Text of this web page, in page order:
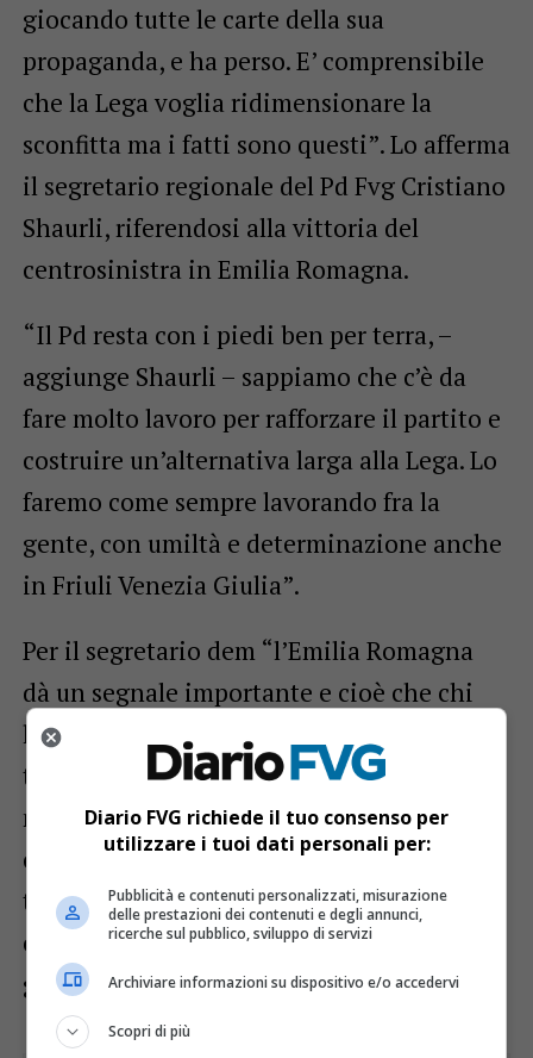
giocando tutte le carte della sua
propaganda, e ha perso. E’ comprensibile
che la Lega voglia ridimensionare la
sconfitta ma i fatti sono questi”. Lo afferma
il segretario regionale del Pd Fvg Cristiano
Shaurli, riferendosi alla vittoria del
centrosinistra in Emilia Romagna.
“Il Pd resta con i piedi ben per terra, –
aggiunge Shaurli – sappiamo che c’è da
fare molto lavoro per rafforzare il partito e
costruire un’alternativa larga alla Lega. Lo
faremo come sempre lavorando fra la
gente, con umiltà e determinazione anche
in Friuli Venezia Giulia”.
Per il segretario dem “l’Emilia Romagna
dà un segnale importante e cioè che chi
lavora bene e concretamente per il proprio
territorio può battere la propaganda. Nella
nostra regione stiamo vedendo la brutta
copia di Salvini che da due anni affida
tutte le sue fortune alle vicende nazionali
e – conclude – nemmeno si sforza di
governare”.
Diario FVG richiede il tuo consenso per
utilizzare i tuoi dati personali per:
Pubblicità e contenuti personalizzati, misurazione
delle prestazioni dei contenuti e degli annunci,
ricerche sul pubblico, sviluppo di servizi
Archiviare informazioni su dispositivo e/o accedervi
Scopri di più